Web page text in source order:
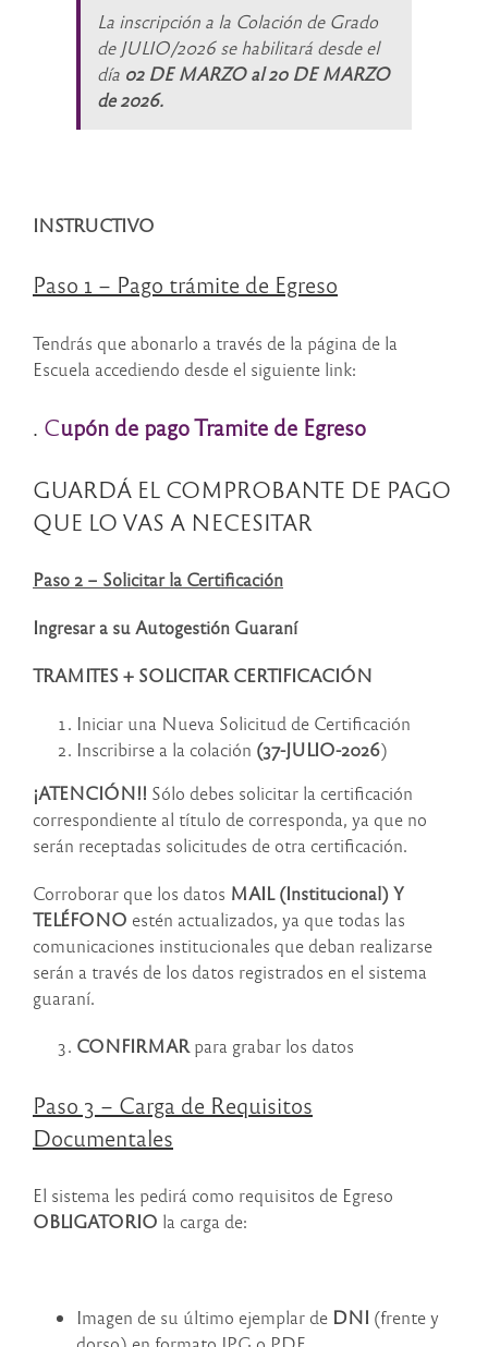
La inscripción a la Colación de Grado
de JULIO/2026 se habilitará desde el
día 02 DE MARZO al 20 DE MARZO
de 2026.
INSTRUCTIVO
Paso 1 – Pago trámite de Egreso
Tendrás que abonarlo a través de la página de la
Escuela accediendo desde el siguiente link:
. Cupón de pago Tramite de Egreso
GUARDÁ EL COMPROBANTE DE PAGO
QUE LO VAS A NECESITAR
Paso 2 – Solicitar la Certificación
Ingresar a su Autogestión Guaraní
TRAMITES + SOLICITAR CERTIFICACIÓN
Iniciar una Nueva Solicitud de Certificación
Inscribirse a la colación (37-JULIO-2026)
¡ATENCIÓN!! Sólo debes solicitar la certificación
correspondiente al título de corresponda, ya que no
serán receptadas solicitudes de otra certificación.
Corroborar que los datos MAIL (Institucional) Y
TELÉFONO estén actualizados, ya que todas las
comunicaciones institucionales que deban realizarse
serán a través de los datos registrados en el sistema
guaraní.
CONFIRMARpara grabar los datos
Paso 3 – Carga de Requisitos
Documentales
El sistema les pedirá como requisitos de Egreso
OBLIGATORIO la carga de:
Imagen de su último ejemplar de DNI (frente y